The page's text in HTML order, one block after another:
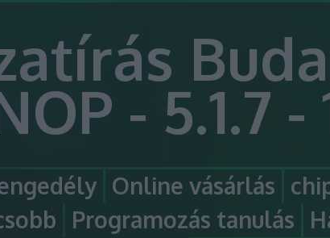
- 5.1.7 -
Online vásárlás
Programozás tanulás